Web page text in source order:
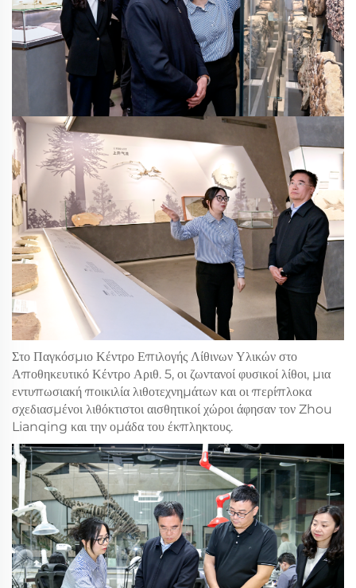
Στο Παγκόσμιο Κέντρο Επιλογής Λίθινων Υλικών στο
Αποθηκευτικό Κέντρο Αριθ. 5, οι ζωντανοί φυσικοί λίθοι, μια
εντυπωσιακή ποικιλία λιθοτεχνημάτων και οι περίπλοκα
σχεδιασμένοι λιθόκτιστοι αισθητικοί χώροι άφησαν τον Zhou
Lianqing και την ομάδα του έκπληκτους.